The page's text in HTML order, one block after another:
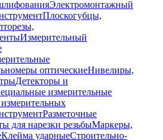
Электромонтажный
Плоскогубцы,
Измерительный
оптическиеНивелиры,
Детекторы и
измерительные
Разметочные
для нарезки резьбыМаркеры,
Клейма ударныеСтроительно-